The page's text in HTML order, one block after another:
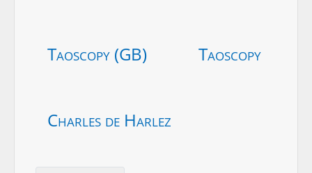
Taoscopy (GB) Taoscopy
Charles de Harlez